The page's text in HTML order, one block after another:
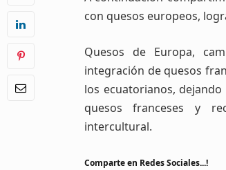
con quesos europeos,
Quesos de Europa,
integración de quesos
los ecuatorianos,
quesos franceses y
intercultural.
Comparte en Redes Sociales...!